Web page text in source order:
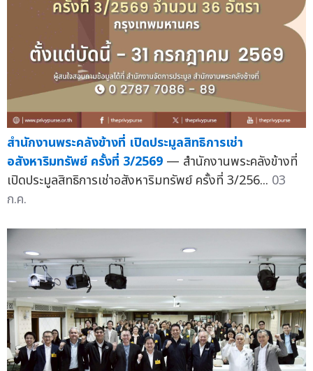
สำนักงานพระคลังข้างที่ เปิดประมูลสิทธิการเช่า
อสังหาริมทรัพย์ ครั้งที่ 3/2569 — สำนักงานพระคลังข้างที่
เปิดประมูลสิทธิการเช่าอสังหาริมทรัพย์ ครั้งที่ 3/256... 03
ก.ค.